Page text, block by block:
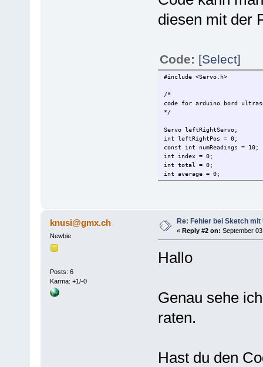
diesen mit der
Code: [Select]
#include <Servo.h>
/*
code for arduino bord
*/
Servo leftRightServo; //
int leftRightPos = 0; //
const int numReadings =
int index = 0; // the
int total = 0; // the
int average = 0; //
knusi@gmx.ch
Newbie
Posts: 6
Karma: +1/-0
Re: Fehler bei Sketch
« Reply #2 on: September
Hallo
Genau sehe
raten.
Hast du den